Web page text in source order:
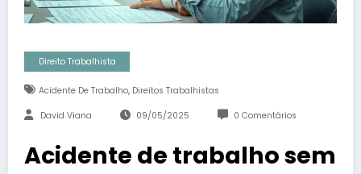
Direito Trabalhista
Acidente De Trabalho, Direitos Trabalhistas
David Viana 09/05/2025 0 Comentários
Acidente de trabalho sem